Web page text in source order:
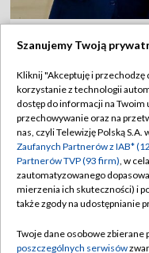
Błysnęli na
11:21
finał
Co
Szanujemy Twoją
Kliknij "Akceptuję i przechodzę
korzystanie z technologii
dostęp do informacji na
przechowywanie oraz na
nas, czyli Telewizję Polską S.A.
Zaufanych Partnerów z IAB*
Partnerów TVP (93 firm), w
zautomatyzowanego
mierzenia ich skuteczności) i
także zgody na udostępnianie
Twoje dane osobowe zbierane
poszczególnych serwisów